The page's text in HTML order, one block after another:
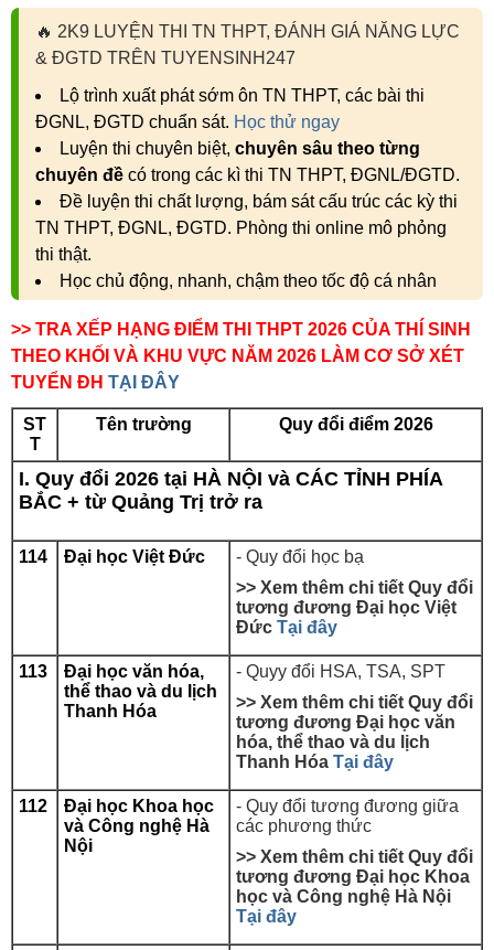
🔥 2K9 LUYỆN THI TN THPT, ĐÁNH GIÁ NĂNG LỰC
& ĐGTD TRÊN TUYENSINH247
Lộ trình xuất phát sớm ôn TN THPT, các bài thi
ĐGNL, ĐGTD chuẩn sát. Học thử ngay
Luyện thi chuyên biệt, chuyên sâu theo từng
chuyên đề có trong các kì thi TN THPT, ĐGNL/ĐGTD.
Đề luyện thi chất lượng, bám sát cấu trúc các kỳ thi
TN THPT, ĐGNL, ĐGTD. Phòng thi online mô phỏng
thi thật.
Học chủ động, nhanh, chậm theo tốc độ cá nhân
>> TRA XẾP HẠNG ĐIỂM THI THPT 2026 CỦA THÍ SINH
THEO KHỐI VÀ KHU VỰC NĂM 2026 LÀM CƠ SỞ XÉT
TUYỂN ĐH TẠI ĐÂY
ST
T
Tên trường Quy đổi điểm 2026
I. Quy đổi 2026 tại HÀ NỘI và CÁC TỈNH PHÍA
BẮC + từ Quảng Trị trở ra
114 Đại học Việt Đức
- Quy đổi học bạ
>> Xem thêm chi tiết Quy đổi
tương đương Đại học Việt
Đức Tại đây
113
Đại học văn hóa,
thể thao và du lịch
Thanh Hóa
- Quyy đổi HSA, TSA, SPT
>> Xem thêm chi tiết Quy đổi
tương đương Đại học văn
hóa, thể thao và du lịch
Thanh Hóa Tại đây
112
Đại học Khoa học
và Công nghệ Hà
Nội
- Quy đổi tương đương giữa
các phương thức
>> Xem thêm chi tiết Quy đổi
tương đương Đại học Khoa
học và Công nghệ Hà Nội
Tại đây